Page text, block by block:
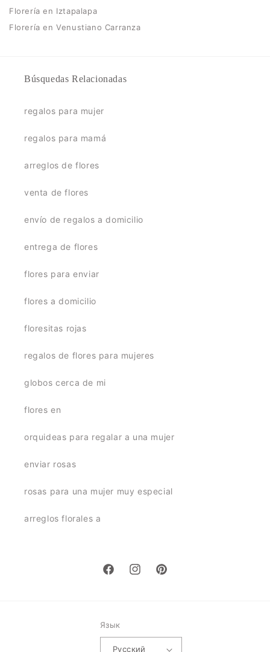
Florería en Iztapalapa
Florería en Venustiano Carranza
Búsquedas Relacionadas
regalos para mujer
regalos para mamá
arreglos de flores
venta de flores
envío de regalos a domicilio
entrega de flores
flores para enviar
flores a domicilio
floresitas rojas
regalos de flores para mujeres
globos cerca de mi
flores en
orquideas para regalar a una mujer
enviar rosas
rosas para una mujer muy especial
arreglos florales a
FacebookInstagramPinterest
Язык
Русский